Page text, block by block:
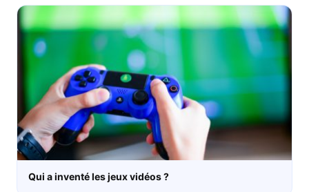
Qui a inventé les jeux vidéos ?